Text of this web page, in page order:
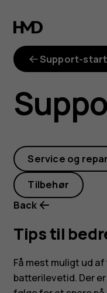
Tips
til
bedre
Support-
Service og
Tilbehør
Back
Tips til
Få mest muligt ud
batterilevetid. Der